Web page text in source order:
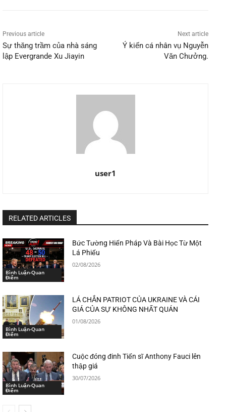
Previous article
Sự thăng trầm của nhà sáng
lập Evergrande Xu Jiayin
Next article
Ý kiến cá nhân vụ Nguyễn
Văn Chưởng.
user1
RELATED ARTICLES
Bình Luận-Quan
Điểm
Bức Tường Hiến Pháp Và Bài Học Từ Một
Lá Phiếu
02/08/2026
Bình Luận-Quan
Điểm
LÁ CHẮN PATRIOT CỦA UKRAINE VÀ CÁI
GIÁ CỦA SỰ KHÔNG NHẤT QUÁN
01/08/2026
Bình Luận-Quan
Điểm
Cuộc đóng đinh Tiến sĩ Anthony Fauci lên
thập giá
30/07/2026